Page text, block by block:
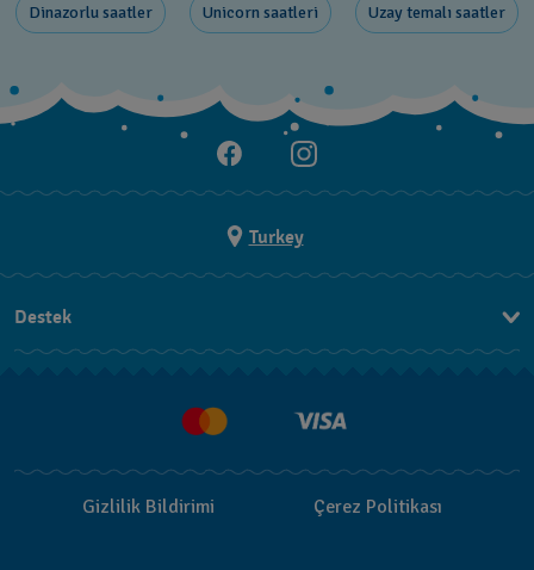
Dinazorlu saatler Unicorn saatleri Uzay temalı saatler
Turkey
Destek
Gizlilik Bildirimi Çerez Politikası